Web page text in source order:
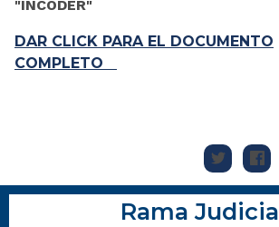
"INCODER"
DAR CLICK PARA EL DOCUMENTO
COMPLETO
Rama